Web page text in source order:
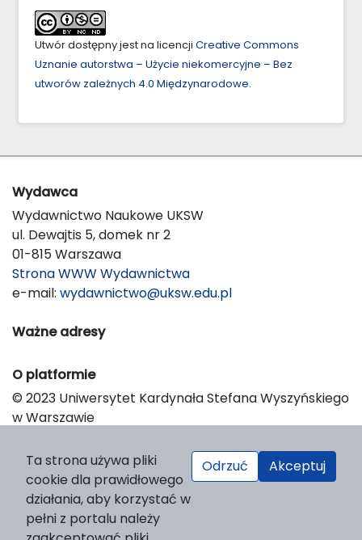
Utwór dostępny jest na licencji Creative Commons
Uznanie autorstwa – Użycie niekomercyjne – Bez
utworów zależnych 4.0 Międzynarodowe.
Wydawca
Wydawnictwo Naukowe UKSW
ul. Dewajtis 5, domek nr 2
01-815 Warszawa
Strona WWW Wydawnictwa
e-mail: wydawnictwo@uksw.edu.pl
Ważne adresy
O platformie
© 2023 Uniwersytet Kardynała Stefana Wyszyńskiego
w Warszawie
Platform & Workflow by OJS/PKP
Ta strona używa pliki
cookie dla prawidłowego
działania, aby korzystać w
pełni z portalu należy
Odrzuć Akceptuj